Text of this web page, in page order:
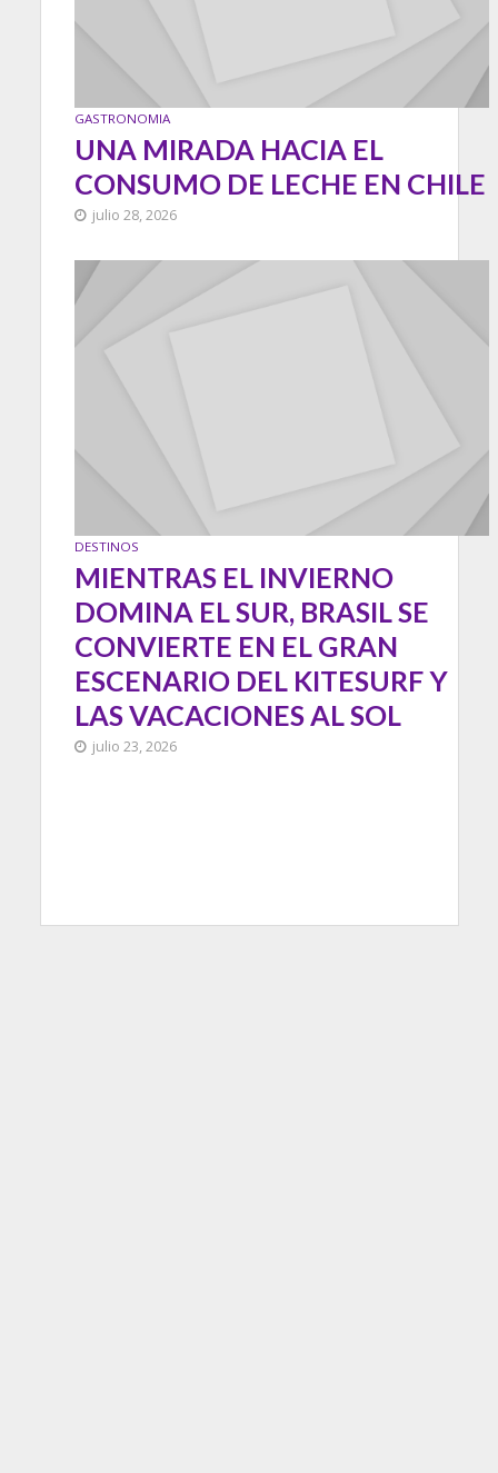
GASTRONOMIA
UNA MIRADA HACIA EL
CONSUMO DE LECHE EN CHILE
julio 28, 2026
DESTINOS
MIENTRAS EL INVIERNO
DOMINA EL SUR, BRASIL SE
CONVIERTE EN EL GRAN
ESCENARIO DEL KITESURF Y
LAS VACACIONES AL SOL
julio 23, 2026